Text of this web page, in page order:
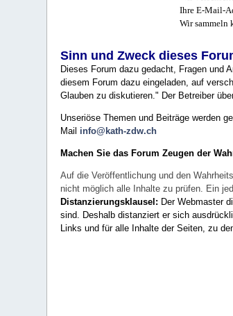
Ihre E-Mail-
Wir sammeln
Sinn und Zweck dieses
Dieses Forum dazu gedacht, Fragen und
diesem Forum dazu eingeladen, auf
Glauben zu diskutieren." Der Betreiber
Unseriöse Themen und Beiträge werden
Mail info@kath-zdw.ch
Machen Sie das Forum Zeugen der
Auf die Veröffentlichung und den
nicht möglich alle Inhalte zu prüfen. Ein
Distanzierungsklausel: Der Webmaster
sind. Deshalb distanziert er sich
Links und für alle Inhalte der Seiten, zu